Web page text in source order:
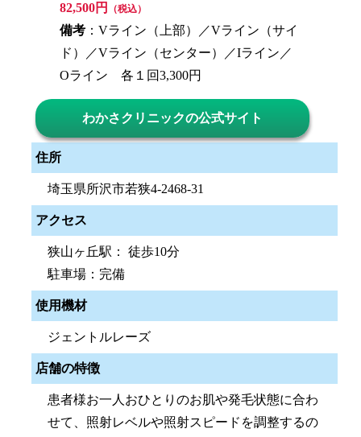
82,500円
（税込）
備考 ：Vライン（上部）／Vライン（サイ
ド）／Vライン（センター）／Iライン／
Oライン 各１回3,300円
わかさクリニックの公式サイト
住所
埼玉県所沢市若狭4-2468-31
アクセス
狭山ヶ丘駅： 徒歩10分
駐車場：完備
使用機材
ジェントルレーズ
店舗の特徴
患者様お一人おひとりのお肌や発毛状態に合わ
せて、照射レベルや照射スピードを調整するの